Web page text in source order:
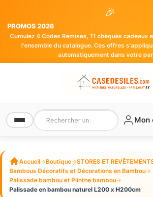
🎉
PROMOS 2026
Cumulez 4 Codes Remises, 11 chèques cadeaux
l'ensemble du catalogue. Ces offres
automatiquement dans votre
Mon
Accueil→Boutique→STORES ET
Bambous Décoratifs et Décorations en Bambou→
Palissade bambou et Plinthe bambou→
Palissade en bambou naturel L200 x H200cm